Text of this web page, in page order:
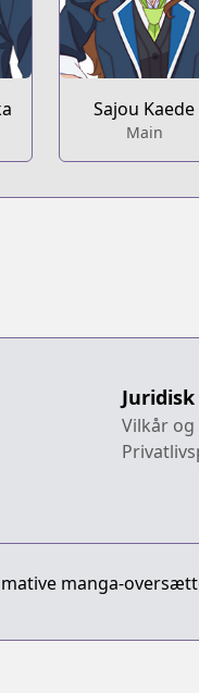
Sajou Kaede
Main
Juridisk
Vilkår
manga-